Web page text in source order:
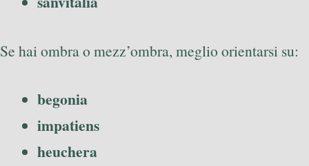
Se hai ombra o mezz’ombra, meglio orientarsi su:
begonia
impatiens
heuchera